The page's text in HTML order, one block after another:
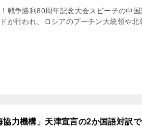
戦争勝利80周年記念大会スピーチの中
が行われ、ロシアのプーチン大統領や
協力機構」天津宣言の2か国語対訳